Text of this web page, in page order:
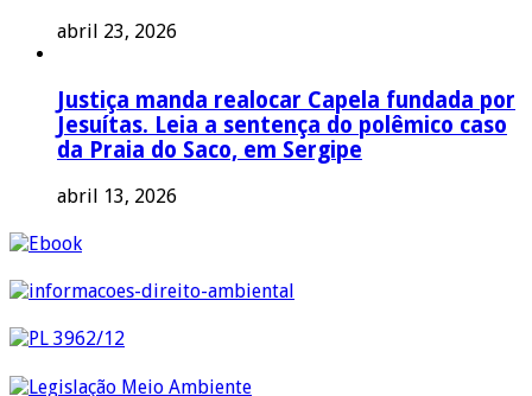
abril 23, 2026
Justiça manda realocar Capela fundada por
Jesuítas. Leia a sentença do polêmico caso
da Praia do Saco, em Sergipe
abril 13, 2026